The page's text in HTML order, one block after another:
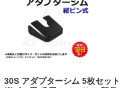
30S アダプターシム 5枚セット